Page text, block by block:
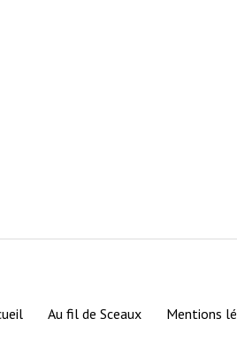
Au fil de Sceaux Mentions